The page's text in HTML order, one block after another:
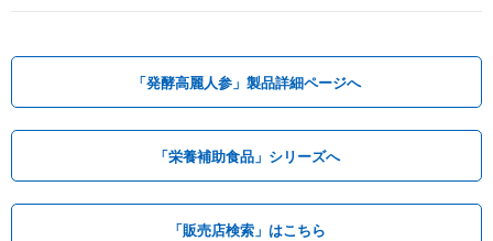
「発酵高麗人参」製品詳細ページへ
「栄養補助食品」シリーズへ
「販売店検索」はこちら